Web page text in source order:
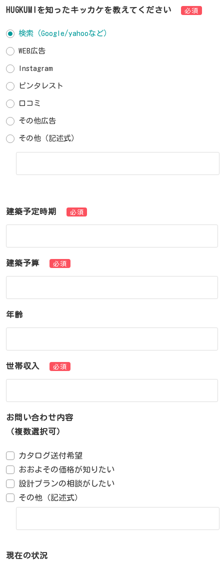
HUGKUMIを知ったキッカケを教えてください 必須
検索（Google/yahooなど）
WEB広告
Instagram
ピンタレスト
口コミ
その他広告
その他（記述式）
建築予定時期 必須
建築予算 必須
年齢
世帯収入 必須
お問い合わせ内容
（複数選択可）
カタログ送付希望
おおよその価格が知りたい
設計プランの相談がしたい
その他（記述式）
現在の状況